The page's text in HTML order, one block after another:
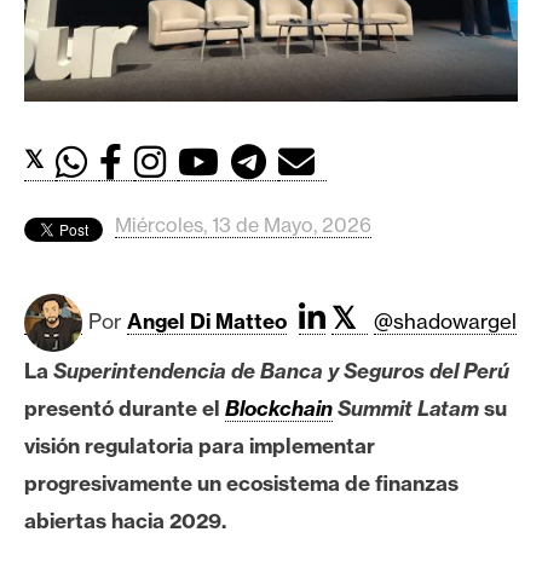
c
a
d
B
t
c
o
i
E
𝕏
Miércoles, 13 de Mayo, 2026
Por Angel Di Matteo 𝕏
@shadowargel
La Superintendencia de Banca y Seguros del Perú
presentó durante el BlockchainSummit Latamsu
visión regulatoria para implementar
progresivamente un ecosistema de finanzas
abiertas hacia 2029.